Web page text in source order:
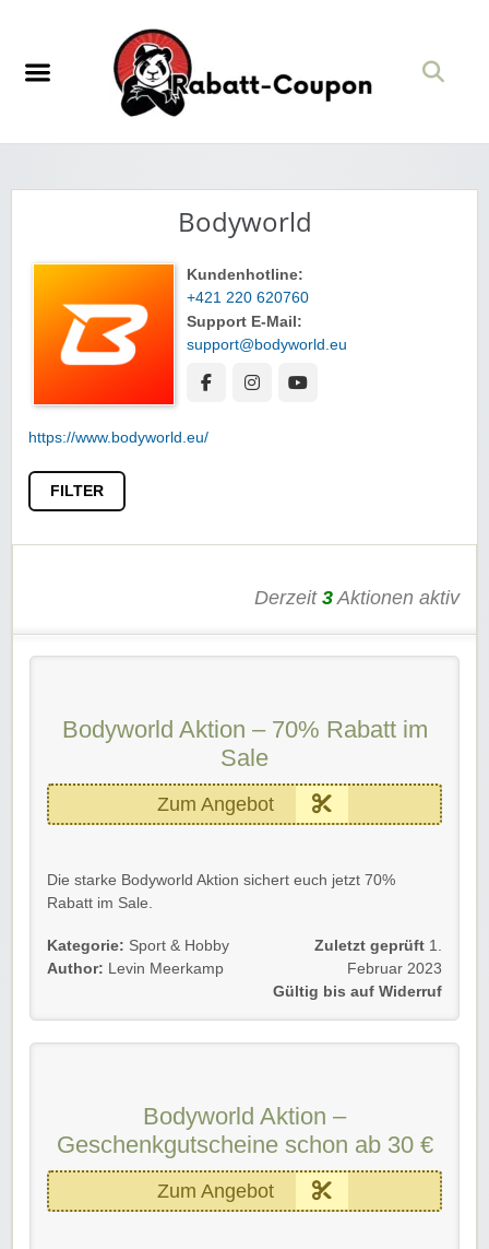
Bodyworld
Kundenhotline:
+421 220 620760
Support E-Mail:
support@bodyworld.eu
https://www.bodyworld.eu/
FILTER
Derzeit 3 Aktionen aktiv
Bodyworld Aktion – 70% Rabatt im
Sale
Zum Angebot
Die starke Bodyworld Aktion sichert euch jetzt 70%
Rabatt im Sale.
Gültig für alle Kunden.
Einfach dem Link folgen und kräftig sparen.
Viel Spaß!
Kategorie: Sport & Hobby
Author: Levin Meerkamp
Zuletzt geprüft 1.
Februar 2023
Gültig bis auf Widerruf
Bodyworld Aktion –
Geschenkgutscheine schon ab 30 €
Zum Angebot